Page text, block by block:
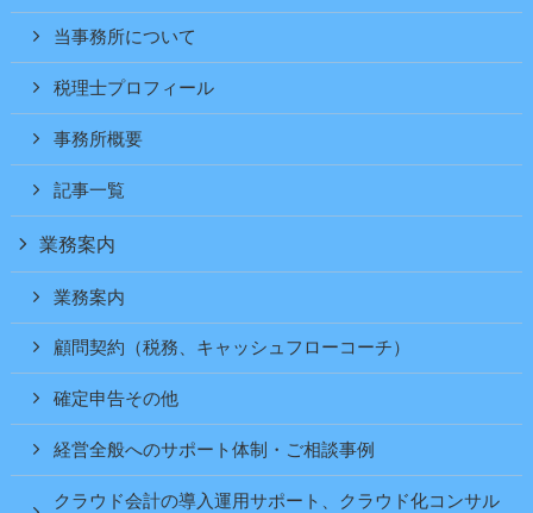
当事務所について
税理士プロフィール
事務所概要
記事一覧
業務案内
業務案内
顧問契約（税務、キャッシュフローコーチ）
確定申告その他
経営全般へのサポート体制・ご相談事例
クラウド会計の導入運用サポート、クラウド化コンサル